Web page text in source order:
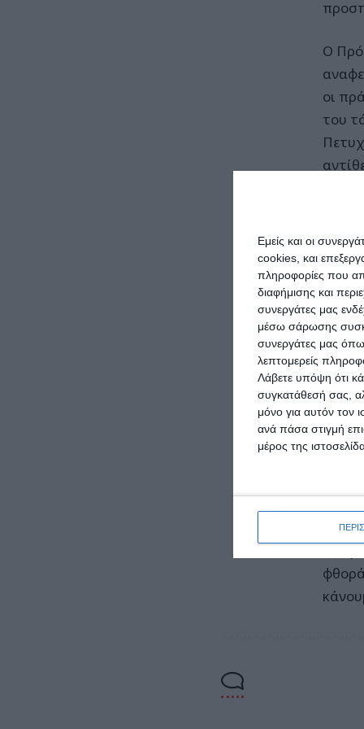
Εμείς και οι
cookies, και
πληροφορίες που
διαφήμισης και
συνεργάτες μας
μέσω σάρωσης
συνεργάτες μας
λεπτομερείς
Λάβετε υπόψη ότι
συγκατάθεσή σας,
μόνο για αυτόν τον
ανά πάσα στιγμή
μέρος της
Ο
οι
του
Για
ότι
έχει
από
θα